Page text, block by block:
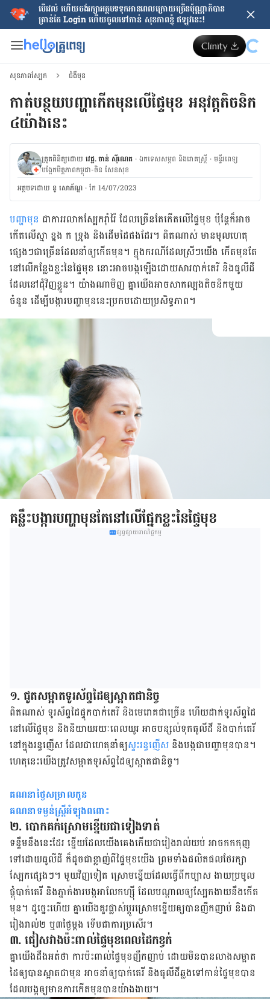
បើរវល់ ហើយចង់​រក្សាអត្ថបទទុកអានពេលក្រោយ​ច្រើនប៉ុណ្ណាក៏បាន
គ្រាន់តែ​ Login ហើយចូលទៅកាន់ សុខភាពខ្ញុំ ឥឡូវនេះ!
សុខភាពស្បែក ជំងឺមុន
កាត់បន្ថយបញ្ហាកើតមុនលើផ្ទៃមុខ អនុវត្តតិចនិក
៤យ៉ាងនេះ
ត្រួតពិនិត្យដោយ វេជ្ជ. ចាន់ ស៊ីណេត ·ឯកទេសសម្ភព និងរោគស្ត្រី ·ម​ន្ទីរពេទ្យ
បង្អែកមិត្តភាពកម្ពុជា-ចិន សែនសុខ
អត្ថបទ​ដោយ នូ សោភ័ណ្ឌ ·កែ 14/07/2023
​បញ្ហា​មុន ​ ជា​​ការ​រលាក​ស្បែក​រ៉ាំរ៉ៃ​ ដែល​ច្រើន​តែ​កើត​លើ​ផ្ទៃ​មុខ ប៉ុន្តែ​ក៏​អាច​
កើត​លើ​ស្មា ខ្នង​ ក ទ្រូង និង​ដើម​ដៃ​ផង​ដែរ។ ពិត​ណាស់​ មាន​មូលហេតុ​​
ផ្សេង​ៗ​ជា​ច្រើន​ដែល​នាំ​ឲ្យ​កើត​មុន​។ ​ក្នុង​ករណី​ដែល​ស្រី​ៗ​យើង​ កើត​មុន​តែ​
នៅ​លើ​កន្លែង​ខ្លះ​នៃ​​ផ្ទៃ​មុខ នោះ​អាច​បង្ក​ឡើង​ដោយ​សារ​បាក់តេរី និង​ធូលី​ដី​
ដែល​នៅ​ជុំវិញ​ខ្លួន។ យ៉ាង​ណា​មិញ ​គ្នា​យើង​អាច​សាកល្បង​តិចនិក​មួយ​
ចំនួន​ ដើម្បី​បង្ការ​បញ្ហា​មុន​នេះ​ប្រកប​ដោយ​ប្រសិទ្ធភាព។
គន្លឹះ​បង្ការ​បញ្ហា​មុន​តែ​នៅ​លើ​ផ្នែក​ខ្លះ​នៃ​ផ្ទៃ​មុខ
ផ្សព្វផ្សាយពាណិជ្ជកម្ម
១. ជូត​សម្អាត​ទូរស័ព្ទ​ដៃ​ឲ្យ​ស្អាត​ជានិច្ច
​​ពិត​ណាស់​ ទូរស័ព្ទ​ដៃ​ផ្ទុក​បាក់តេរី និង​មេរោគ​ជា​ច្រើន​ ហើយដាក់​​ទូរស័ព្ទ​ដៃ​
នៅ​លើ​ផ្ទៃ​មុខ ​និង​និយាយ​រយៈពេល​យូរ អាច​​បន្សល់​ទុក​ធូលី​ដី និង​បាក់តេរី​
នៅ​ក្នុង​រន្ធ​ញើស ​ដែល​ជា​ហេតុ​​នាំ​ឲ្យ​ស្ទះ​រន្ធ​ញើស និង​បង្ក​ជា​បញ្ហា​មុន​បាន​។​
ហេតុ​នេះ​យើង​ត្រូវ​សម្អាត​ទូរស័ព្ទ​ដៃ​ឲ្យ​ស្អាត​ជា​និច្ច។​
គណនាថ្ងៃសម្រាលកូន
គណនាទម្ងន់ស្ត្រីអំឡុងពពោះ
២. បោក​គក់​ស្រោម​ខ្នើយ​ជា​ទៀងទាត់
​​​​​​ទន្ទឹម​នឹង​នេះ​ដែរ ខ្នើយ​ដែល​យើង​គេងកើយ​ជា​រៀង​រាល់​យប់​ អាច​កក​កុញ​
ទៅ​ដោយ​ធូលី​ដី ក៏​ដូចជា​​ខ្លាញ់​ពី​ផ្ទៃ​មុខ​យើង​ ព្រម​ទាំង​ផលិតផល​ថែ​រក្សា​
ស្បែក​​​ផ្សេង​ៗ។ ​មួយ​វិញ​ទៀត ស្រោម​ខ្នើយ​ដែល​​ធ្វើ​ពី​កប្បាស​ ងាយ​ប្រមូល​
ផ្ដុំ​បាក់តេរី និង​ភ្នាក់ងារ​បង្ក​អាលែកហ្ស៊ី ដែល​​​​បណ្ដាល​ឲ្យ​ស្បែក​ងាយ​នឹង​កើត​
មុន។ ដូច្នេះ​ហើយ​ គ្នា​យើង​គួរ​ផ្លាស់ប្ដូរ​ស្រោម​ខ្នើយ​​ឲ្យ​បាន​ញឹកញាប់​ និង​​ជា​
រៀង​រាល់​២ ឬ​៣​​ថ្ងៃ​ម្ដង​ ទើប​ជា​ការ​ប្រសើរ។
៣. ជៀសវាង​ប៉ះពាល់​​ផ្ទៃ​មុខ​​ពេល​ដៃ​កខ្វក់
គ្នា​យើង​ដឹង​អត់​ថា ការ​ប៉ះពាល់​ផ្ទៃ​មុខ​ញឹកញាប់​ ដោយ​មិន​បាន​លាង​សម្អាត​
ដៃ​ឲ្យ​បាន​ស្អាត​ជា​មុន​ អាច​នាំ​ឲ្យ​បាក់តេរី និង​ធូលី​ដី​ឆ្លង​ទៅ​កាន់​ផ្ទៃ​មុខ​បាន
ដែល​​បង្ក​ឲ្យ​មាន​ការ​កើត​មុន​​បាន​​យ៉ាង​ងាយ​។